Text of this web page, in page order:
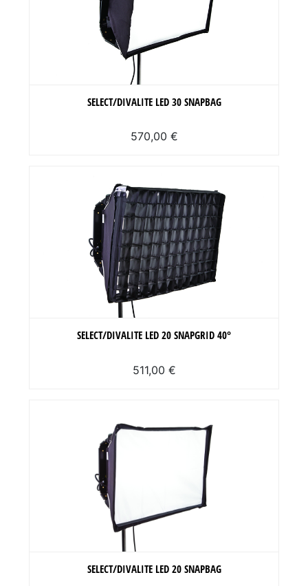
SELECT/DIVALITE LED 30 SNAPBAG
570,00 €
SELECT/DIVALITE LED 20 SNAPGRID 40°
511,00 €
SELECT/DIVALITE LED 20 SNAPBAG